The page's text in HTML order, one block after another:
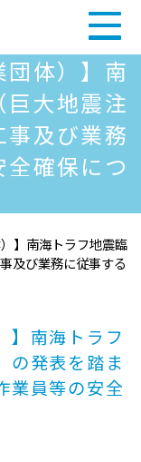
団体）】南
大地震注
及び業務
確保につ
】南海トラフ地震臨
及び業務に従事する
】南海トラフ
の発表を踏ま
業員等の安全